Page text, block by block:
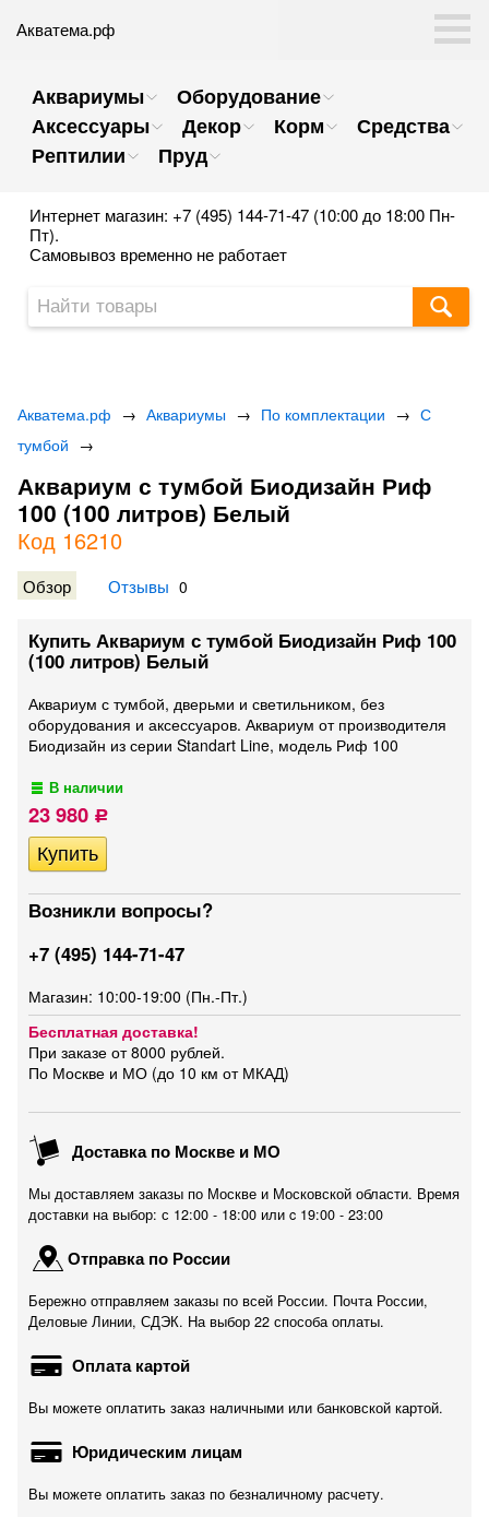
Акватема.рф
Аквариумы
Оборудование
Аксессуары
Декор Корм
Средства
Рептилии
Пруд
Интернет магазин: +7 (495) 144-71-47 (10:00 до 18:00 Пн-
Пт).
Самовывоз временно не работает
Акватема.рф → Аквариумы → По комплектации → С
тумбой →
Аквариум с тумбой Биодизайн Риф
100 (100 литров) Белый
Код 16210
Обзор Отзывы 0
Купить Аквариум с тумбой Биодизайн Риф 100
(100 литров) Белый
Аквариум с тумбой, дверьми и светильником, без
оборудования и аксессуаров. Аквариум от производителя
Биодизайн из серии Standart Line, модель Риф 100
В наличии
23 980 Р
Возникли вопросы?
+7 (495) 144-71-47
Магазин: 10:00-19:00 (Пн.-Пт.)
Бесплатная доставка!
При заказе от 8000 рублей.
По Москве и МО (до 10 км от МКАД)
Доставка по Москве и МО
Мы доставляем заказы по Москве и Московской области. Время
доставки на выбор: с 12:00 - 18:00 или c 19:00 - 23:00
Отправка по России
Бережно отправляем заказы по всей России. Почта России,
Деловые Линии, СДЭК. На выбор 22 способа оплаты.
Оплата картой
Вы можете оплатить заказ наличными или банковской картой.
Юридическим лицам
Вы можете оплатить заказ по безналичному расчету.